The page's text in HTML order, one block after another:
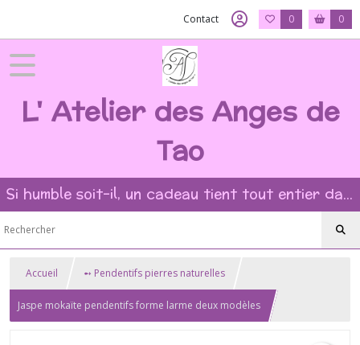
Contact 0 0
L' Atelier des Anges de
Tao
Si humble soit-il, un cadeau tient tout entier dans l'intention et la beauté du geste ?
Accueil ➻ Pendentifs pierres naturelles
Jaspe mokaïte pendentifs forme larme deux modèles